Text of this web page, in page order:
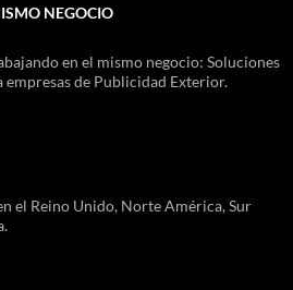
NEGOCIO
en el mismo negocio: Soluciones
empresas de Publicidad Exterior.
el Reino Unido, Norte América, Sur